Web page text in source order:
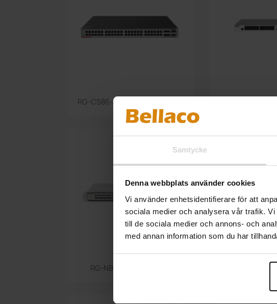
Samtycke
Denna webbplats använder cookies
Vi använder enhetsidentifierare för att
sociala medier och analysera vår trafik.
till de sociala medier och annons- och
med annan information som du har
Snabbvy
RG-CS86-48MG4VS2QXS-UPD 

RG-NBS5200-48GT4XS
favorite_border